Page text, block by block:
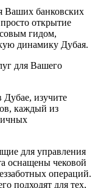
Ваших банковских
открытие
гидом,
динамику Дубая.
для Вашего
Дубае, изучите
каждый из
для управления
оснащены чековой
операций.
подходят для тех,